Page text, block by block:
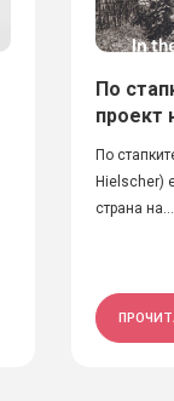
По
проект
По
Hielscher)
страна на...